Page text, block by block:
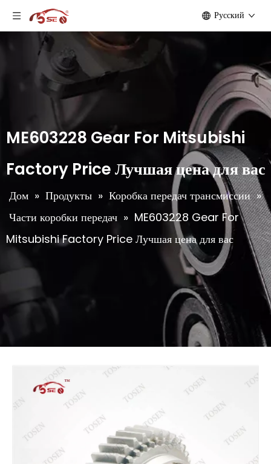
Pусский
ME603228 Gear For Mitsubishi
Factory Price Лучшая цена для вас
Дом » Продукты » Коробка передач трансмиссии »
Части коробки передач » ME603228 Gear For
Mitsubishi Factory Price Лучшая цена для вас